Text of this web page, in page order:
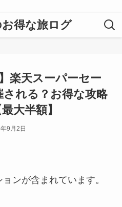
得な旅ログ
楽天スーパーセー
れる？お得な攻略
大半額】
9月2日
ンが含まれています。